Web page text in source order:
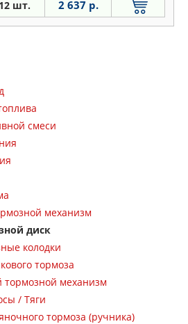
12 шт. 2 637 р.
смеси
механизм
диск
колодки
тормоза
механизм
/ Тяги
тормоза (ручника)